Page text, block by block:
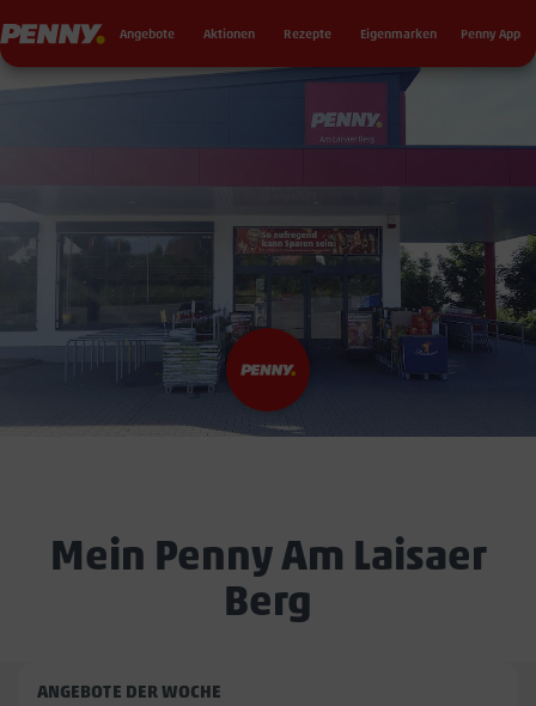
Penny Angebote Aktionen Rezepte Eigenmarken Penny App
Mein Penny Am Laisaer
Berg
Penny
ANGEBOTE DER WOCHE